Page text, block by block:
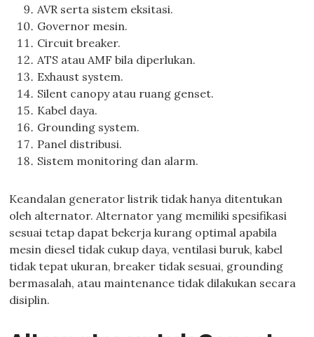
AVR serta sistem eksitasi.
Governor mesin.
Circuit breaker.
ATS atau AMF bila diperlukan.
Exhaust system.
Silent canopy atau ruang genset.
Kabel daya.
Grounding system.
Panel distribusi.
Sistem monitoring dan alarm.
Keandalan generator listrik tidak hanya ditentukan
oleh alternator. Alternator yang memiliki spesifikasi
sesuai tetap dapat bekerja kurang optimal apabila
mesin diesel tidak cukup daya, ventilasi buruk, kabel
tidak tepat ukuran, breaker tidak sesuai, grounding
bermasalah, atau maintenance tidak dilakukan secara
disiplin.